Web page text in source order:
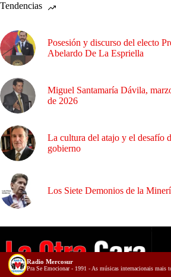
Tendencias
Posesión y discurso del electo
Abelardo De La Espriella
Miguel Santamaría Dávila,
de 2026
La cultura del atajo y el desafío
gobierno
Los Siete Demonios de la
Radio Mercosur